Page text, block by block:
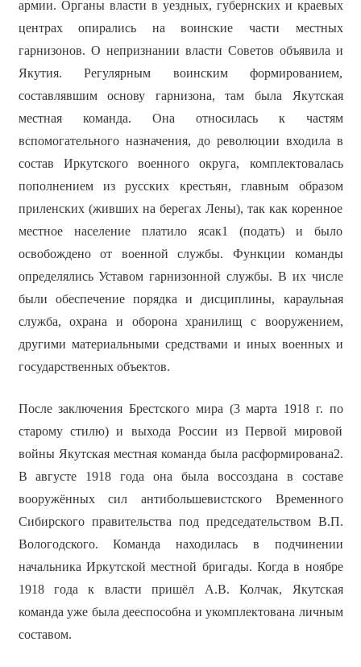
армии. Органы власти в уездных, губернских и краевых
центрах опирались на воинские части местных
гарнизонов. О непризнании власти Советов объявила и
Якутия. Регулярным воинским формированием,
составлявшим основу гарнизона, там была Якутская
местная команда. Она относилась к частям
вспомогательного назначения, до революции входила в
состав Иркутского военного округа, комплектовалась
пополнением из русских крестьян, главным образом
приленских (живших на берегах Лены), так как коренное
местное население платило ясак1 (подать) и было
освобождено от военной службы. Функции команды
определялись Уставом гарнизонной службы. В их числе
были обеспечение порядка и дисциплины, караульная
служба, охрана и оборона хранилищ с вооружением,
другими материальными средствами и иных военных и
государственных объектов.
После заключения Брестского мира (3 марта 1918 г. по
старому стилю) и выхода России из Первой мировой
войны Якутская местная команда была расформирована2.
В августе 1918 года она была воссоздана в составе
вооружённых сил антибольшевистского Временного
Сибирского правительства под председательством В.П.
Вологодского. Команда находилась в подчинении
начальника Иркутской местной бригады. Когда в ноябре
1918 года к власти пришёл А.В. Колчак, Якутская
команда уже была дееспособна и укомплектована личным
составом.